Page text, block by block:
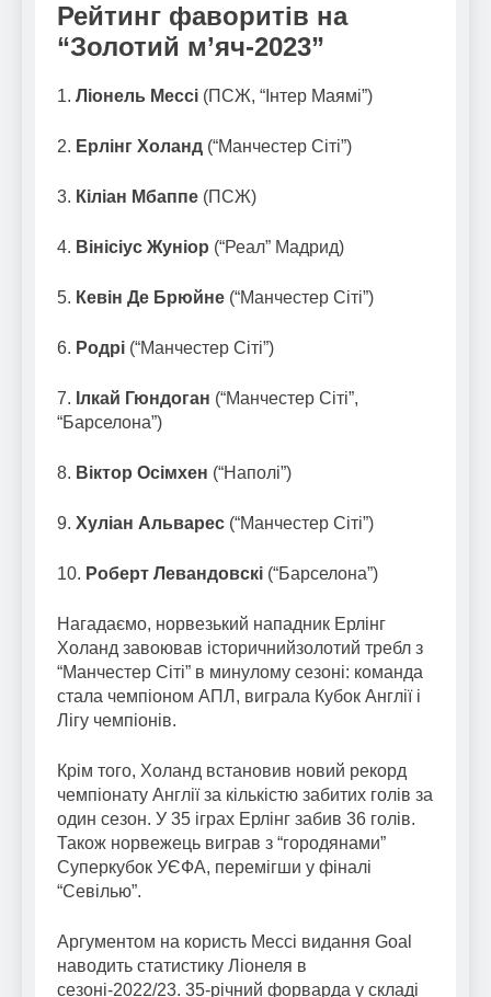
Рейтинг фаворитів на
“Золотий м’яч-2023”
1. Ліонель Мессі (ПСЖ, “Інтер Маямі”)
2. Ерлінг Холанд (“Манчестер Сіті”)
3. Кіліан Мбаппе (ПСЖ)
4. Вінісіус Жуніор (“Реал” Мадрид)
5. Кевін Де Брюйне (“Манчестер Сіті”)
6. Родрі (“Манчестер Сіті”)
7. Ілкай Гюндоган (“Манчестер Сіті”,
“Барселона”)
8. Віктор Осімхен (“Наполі”)
9. Хуліан Альварес (“Манчестер Сіті”)
10. Роберт Левандовскі (“Барселона”)
Нагадаємо, норвезький нападник Ерлінг
Холанд завоював історичнийзолотий требл з
“Манчестер Сіті” в минулому сезоні: команда
стала чемпіоном АПЛ, виграла Кубок Англії і
Лігу чемпіонів.
Крім того, Холанд встановив новий рекорд
чемпіонату Англії за кількістю забитих голів за
один сезон. У 35 іграх Ерлінг забив 36 голів.
Також норвежець виграв з “городянами”
Суперкубок УЄФА, перемігши у фіналі
“Севілью”.
Аргументом на користь Мессі видання Goal
наводить статистику Ліонеля в
сезоні-2022/23. 35-річний форварда у складі